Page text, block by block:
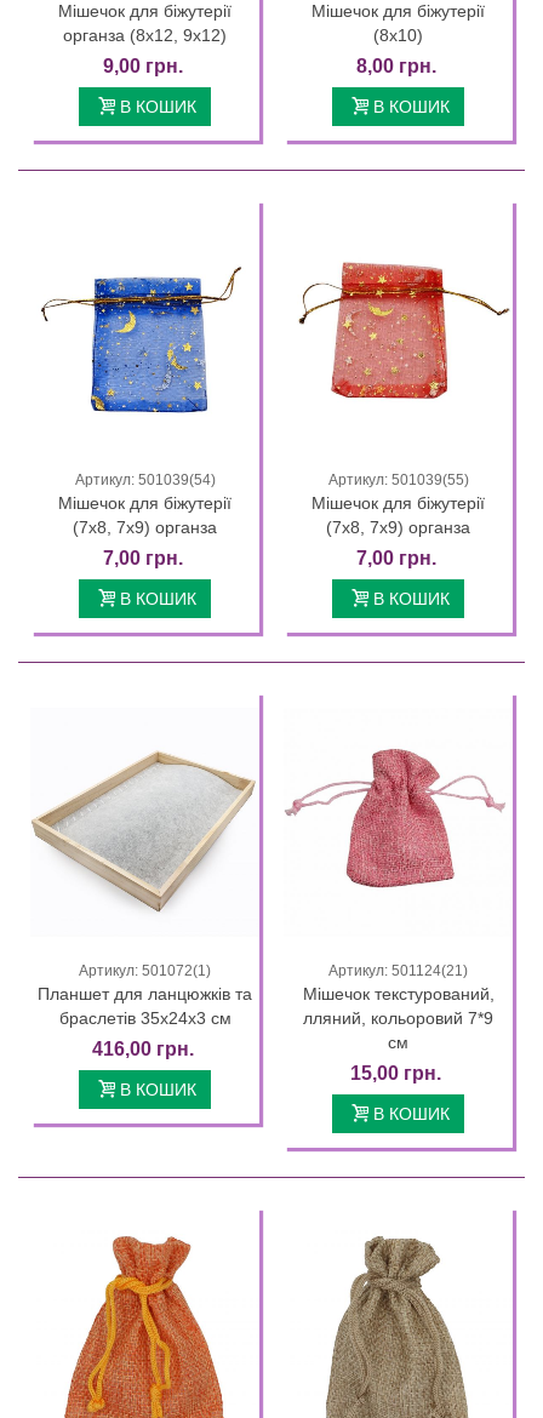
Мішечок для біжутерії
органза (8х12, 9х12)
9,00 грн.
В КОШИК
Мішечок для біжутерії
(8х10)
8,00 грн.
В КОШИК
Артикул: 501039(54)
Мішечок для біжутерії
(7х8, 7х9) органза
7,00 грн.
В КОШИК
Артикул: 501039(55)
Мішечок для біжутерії
(7х8, 7х9) органза
7,00 грн.
В КОШИК
Артикул: 501072(1)
Планшет для ланцюжків та
браслетів 35х24х3 см
416,00 грн.
В КОШИК
Артикул: 501124(21)
Мішечок текстурований,
лляний, кольоровий 7*9
см
15,00 грн.
В КОШИК